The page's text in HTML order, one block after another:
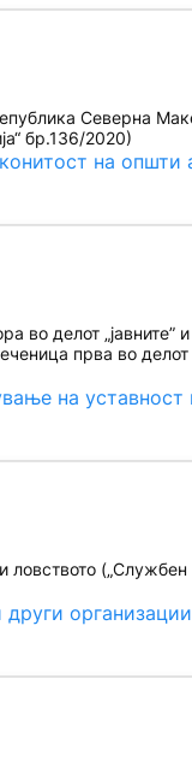
Северна
бр.136/2020)
на општи
делот „јавните”
прва во делот
на уставност
други